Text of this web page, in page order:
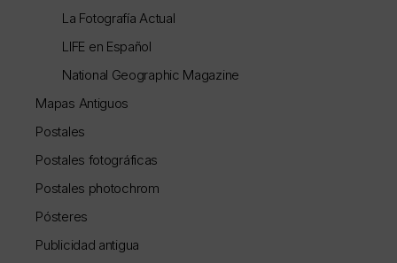
La Fotografía Actual
LIFE en Español
National Geographic Magazine
Mapas Antiguos
Postales
Postales fotográficas
Postales photochrom
Pósteres
Publicidad antigua